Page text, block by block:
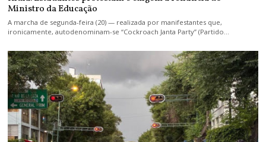
Ministro da Educação
A marcha de segunda-feira (20) — realizada por manifestantes que,
ironicamente, autodenominam-se “Cockroach Janta Party” (Partido…